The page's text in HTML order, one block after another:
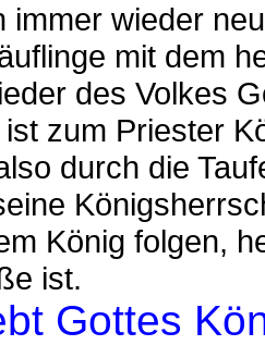
immer wieder
mit dem
des Volkes
zum Priester
durch die
König folgen,
ist.
Gottes